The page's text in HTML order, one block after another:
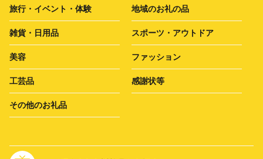
旅行・イベント・体験 地域のお礼の品
雑貨・日用品 スポーツ・アウトドア
美容 ファッション
工芸品 感謝状等
その他のお礼品